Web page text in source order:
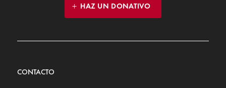
HAZ UN DONATIVO
CONTACTO